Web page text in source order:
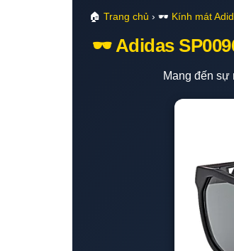
🏠 Trang chủ › 🕶️ Kính mát
🕶️ Adidas
Mang đến sự